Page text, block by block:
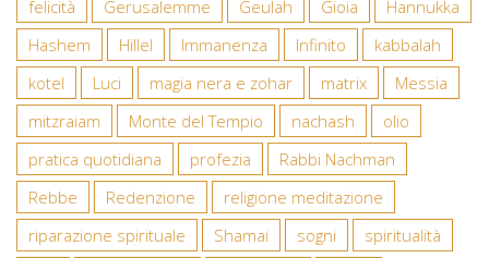
felicità
Gerusalemme Geulah Gioia
Hannukka
Hashem
Hillel Immanenza Infinito
kabbalah
kotel
Luci magia nera e zohar matrix
Messia
mitzraiam
Monte del Tempio nachash
olio
pratica quotidiana
profezia
Rabbi Nachman
Rebbe
Redenzione
religione meditazione
riparazione spirituale
Shamai sogni
spiritualità